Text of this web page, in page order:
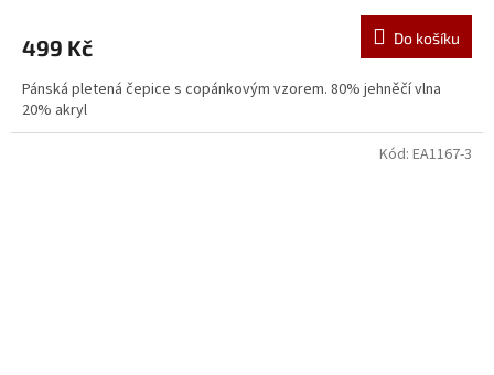
499 Kč Do košíku
Pánská pletená čepice s copánkovým vzorem. 80% jehněčí vlna
20% akryl
Kód: EA1167-3